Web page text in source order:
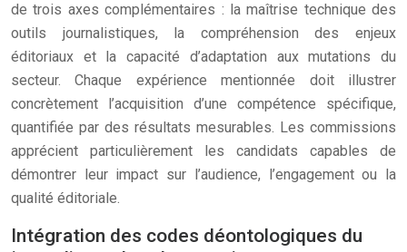
de trois axes complémentaires : la maîtrise technique des
outils journalistiques, la compréhension des enjeux
éditoriaux et la capacité d’adaptation aux mutations du
secteur. Chaque expérience mentionnée doit illustrer
concrètement l’acquisition d’une compétence spécifique,
quantifiée par des résultats mesurables. Les commissions
apprécient particulièrement les candidats capables de
démontrer leur impact sur l’audience, l’engagement ou la
qualité éditoriale.
Intégration des codes déontologiques du